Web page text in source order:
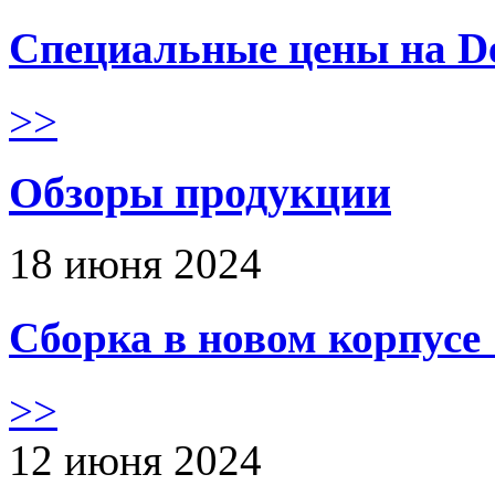
Специальные цены на
>>
Обзоры продукции
18 июня 2024
Сборка в новом
>>
12 июня 2024